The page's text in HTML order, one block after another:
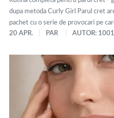
dupa metoda Curly Girl Parul cret
pachet cu o serie de provocari pe
20 APR.
PAR AUTOR: